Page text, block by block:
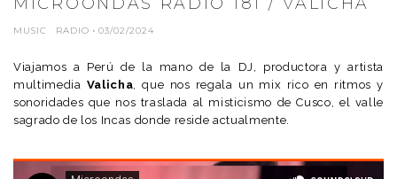
MUSIC RADIO · 03/02/2024
Viajamos a Perú de la mano de la DJ, productora y artista
multimedia Valicha , que nos regala un mix rico en ritmos y
sonoridades que nos traslada al misticismo de Cusco, el valle
sagrado de los Incas donde reside actualmente.